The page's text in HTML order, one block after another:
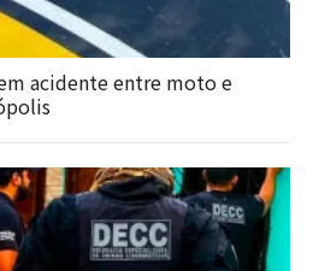
acidente entre moto e